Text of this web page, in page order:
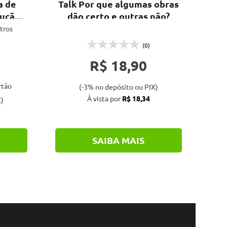
de
-
Talk Por que algumas obras
dão certo e outras não?
(0)
R$ 18,90
(-3% no depósito ou PIX)
À vista porR$ 18,34
SAIBA MAIS